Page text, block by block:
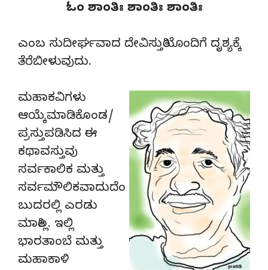
ಓಂ ಶಾಂತಿಃ ಶಾಂತಿಃ ಶಾಂತಿಃ
ಎಂಬ ಸುದೀರ್ಘವಾದ ದೇವಿಸ್ತುತಿಯೊಂದಿಗೆ ದೃಶ್ಯಕ್ಕೆ
ತೆರೆಬೀಳುವುದು.
ಮಹಾಕವಿಗಳು
ಆಯ್ಕೆಮಾಡಿಕೊಂಡ/
ಪ್ರಸ್ತುಪಡಿಸಿದ ಈ
ಕಥಾವಸ್ತುವು
ಸರ್ವಕಾಲಿಕ ಮತ್ತು
ಸರ್ವಮೌಲಿಕವಾದುದೆಂ
ಬುದರಲ್ಲಿ ಎರಡು
ಮಾತಿಲ್ಲ. ಇಲ್ಲಿ
ಭಾರತಾಂಬೆ ಮತ್ತು
ಮಹಾಕಾಳಿ